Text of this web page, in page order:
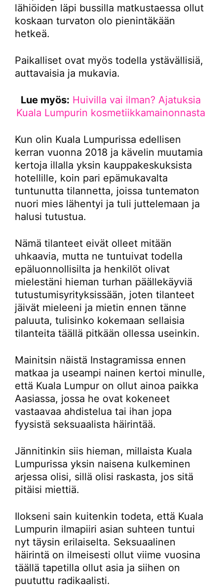
lähiöiden läpi bussilla matkustaessa ollut
koskaan turvaton olo pienintäkään
hetkeä.
Paikalliset ovat myös todella ystävällisiä,
auttavaisia ja mukavia.
Lue myös: Huivilla vai ilman? Ajatuksia
Kuala Lumpurin kosmetiikkamainonnasta
Kun olin Kuala Lumpurissa edellisen
kerran vuonna 2018 ja kävelin muutamia
kertoja illalla yksin kauppakeskuksista
hotellille, koin pari epämukavalta
tuntunutta tilannetta, joissa tuntematon
nuori mies lähentyi ja tuli juttelemaan ja
halusi tutustua.
Nämä tilanteet eivät olleet mitään
uhkaavia, mutta ne tuntuivat todella
epäluonnollisilta ja henkilöt olivat
mielestäni hieman turhan päällekäyviä
tutustumisyrityksissään, joten tilanteet
jäivät mieleeni ja mietin ennen tänne
paluuta, tulisinko kokemaan sellaisia
tilanteita täällä pitkään ollessa useinkin.
Mainitsin näistä Instagramissa ennen
matkaa ja useampi nainen kertoi minulle,
että Kuala Lumpur on ollut ainoa paikka
Aasiassa, jossa he ovat kokeneet
vastaavaa ahdistelua tai ihan jopa
fyysistä seksuaalista häirintää.
Jännitinkin siis hieman, millaista Kuala
Lumpurissa yksin naisena kulkeminen
arjessa olisi, sillä olisi raskasta, jos sitä
pitäisi miettiä.
Ilokseni sain kuitenkin todeta, että Kuala
Lumpurin ilmapiiri asian suhteen tuntui
nyt täysin erilaiselta. Seksuaalinen
häirintä on ilmeisesti ollut viime vuosina
täällä tapetilla ollut asia ja siihen on
puututtu radikaalisti.